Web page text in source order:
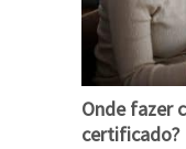
Onde fazer
certificado?